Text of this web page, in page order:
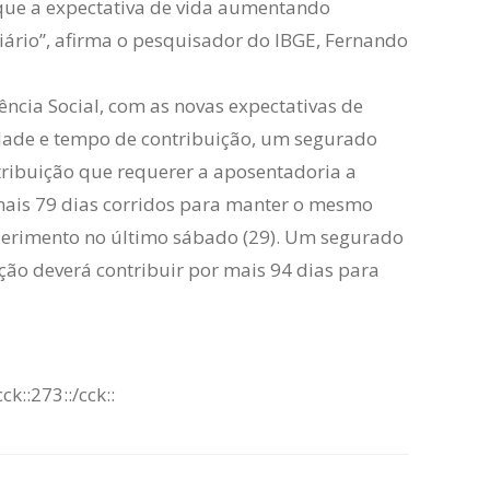
a expectativa de vida aumentando
afirma o pesquisador do IBGE, Fernando
Social, com as novas expectativas de
e tempo de contribuição, um segurado
que requerer a aposentadoria a
79 dias corridos para manter o mesmo
no último sábado (29). Um segurado
deverá contribuir por mais 94 dias para
cck::